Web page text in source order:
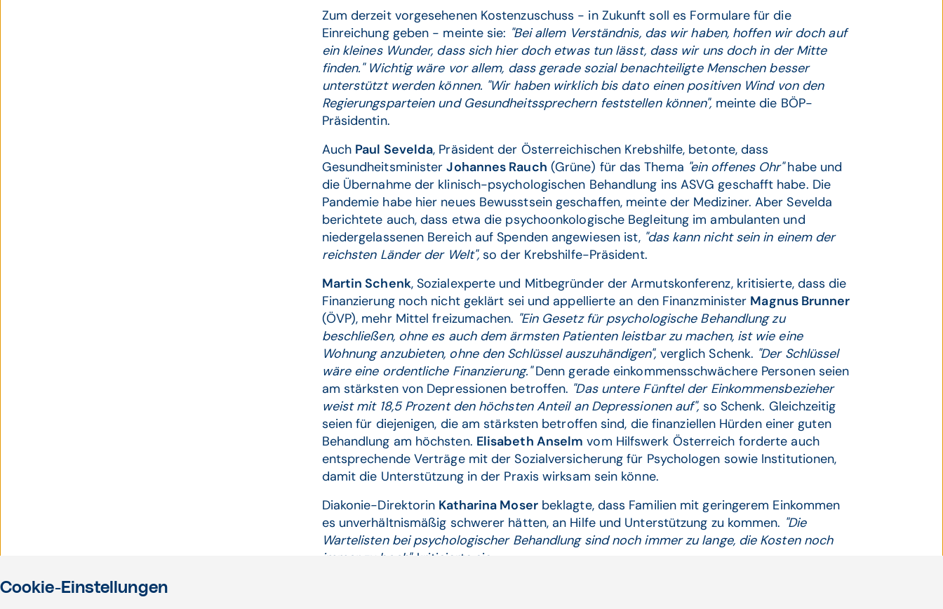
Zum derzeit vorgesehenen Kostenzuschuss - in Zukunft soll es Formulare für die
Einreichung geben - meinte sie: "Bei allem Verständnis, das wir haben, hoffen wir doch auf
ein kleines Wunder, dass sich hier doch etwas tun lässt, dass wir uns doch in der Mitte
finden." Wichtig wäre vor allem, dass gerade sozial benachteiligte Menschen besser
unterstützt werden können. "Wir haben wirklich bis dato einen positiven Wind von den
Regierungsparteien und Gesundheitssprechern feststellen können", meinte die BÖP-
Präsidentin.
Auch Paul Sevelda, Präsident der Österreichischen Krebshilfe, betonte, dass
GesundheitsministerJohannes Rauch (Grüne) für das Thema "ein offenes Ohr"habe und
die Übernahme der klinisch-psychologischen Behandlung ins ASVG geschafft habe. Die
Pandemie habe hier neues Bewusstsein geschaffen, meinte der Mediziner. Aber Sevelda
berichtete auch, dass etwa die psychoonkologische Begleitung im ambulanten und
niedergelassenen Bereich auf Spenden angewiesen ist, "das kann nicht sein in einem der
reichsten Länder der Welt",so der Krebshilfe-Präsident.
Martin Schenk, Sozialexperte und Mitbegründer der Armutskonferenz, kritisierte, dass die
Finanzierung noch nicht geklärt sei und appellierte an den Finanzminister Magnus Brunner
(ÖVP), mehr Mittel freizumachen. "Ein Gesetz für psychologische Behandlung zu
beschließen, ohne es auch dem ärmsten Patienten leistbar zu machen, ist wie eine
Wohnung anzubieten, ohne den Schlüssel auszuhändigen", verglich Schenk. "Der Schlüssel
wäre eine ordentliche Finanzierung."Denn gerade einkommensschwächere Personen seien
am stärksten von Depressionen betroffen. "Das untere Fünftel der Einkommensbezieher
weist mit 18,5 Prozent den höchsten Anteil an Depressionen auf", so Schenk. Gleichzeitig
seien für diejenigen, die am stärksten betroffen sind, die finanziellen Hürden einer guten
Behandlung am höchsten. Elisabeth Anselm vom Hilfswerk Österreich forderte auch
entsprechende Verträge mit der Sozialversicherung für Psychologen sowie Institutionen,
damit die Unterstützung in der Praxis wirksam sein könne.
Diakonie-Direktorin Katharina Moserbeklagte, dass Familien mit geringerem Einkommen
es unverhältnismäßig schwerer hätten, an Hilfe und Unterstützung zu kommen. "Die
Wartelisten bei psychologischer Behandlung sind noch immer zu lange, die Kosten noch
immer zu hoch", kritisierte sie.
Cookie-Einstellungen